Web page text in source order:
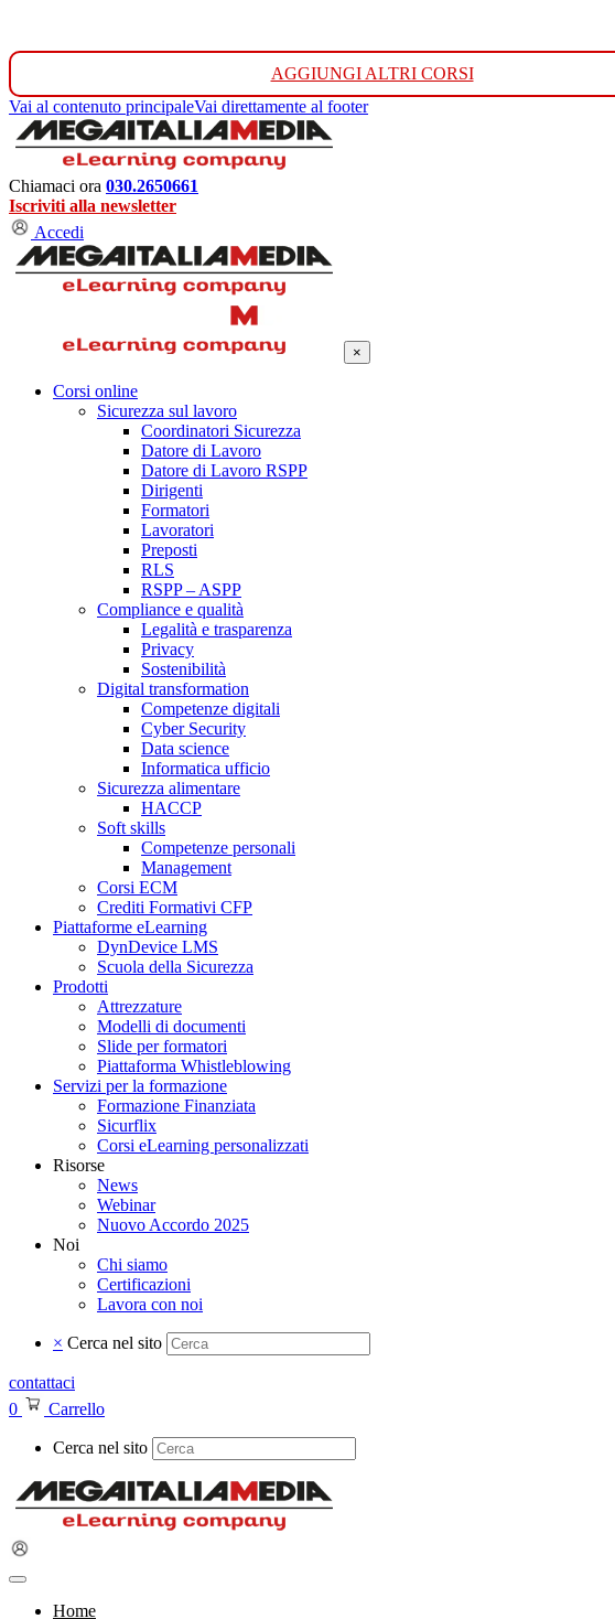
AGGIUNGI ALTRI CORSI
Vai al contenuto principaleVai direttamente al footer
Chiamaci ora 030.2650661
Iscriviti alla newsletter
Accedi
×
Corsi online
Sicurezza sul lavoro
Coordinatori Sicurezza
Datore di Lavoro
Datore di Lavoro RSPP
Dirigenti
Formatori
Lavoratori
Preposti
RLS
RSPP – ASPP
Compliance e qualità
Legalità e trasparenza
Privacy
Sostenibilità
Digital transformation
Competenze digitali
Cyber Security
Data science
Informatica ufficio
Sicurezza alimentare
HACCP
Soft skills
Competenze personali
Management
Corsi ECM
Crediti Formativi CFP
Piattaforme eLearning
DynDevice LMS
Scuola della Sicurezza
Prodotti
Attrezzature
Modelli di documenti
Slide per formatori
Piattaforma Whistleblowing
Servizi per la formazione
Formazione Finanziata
Sicurflix
Corsi eLearning personalizzati
Risorse
News
Webinar
Nuovo Accordo 2025
Noi
Chi siamo
Certificazioni
Lavora con noi
× Cerca nel sito
contattaci
0
Carrello
Cerca nel sito
Home